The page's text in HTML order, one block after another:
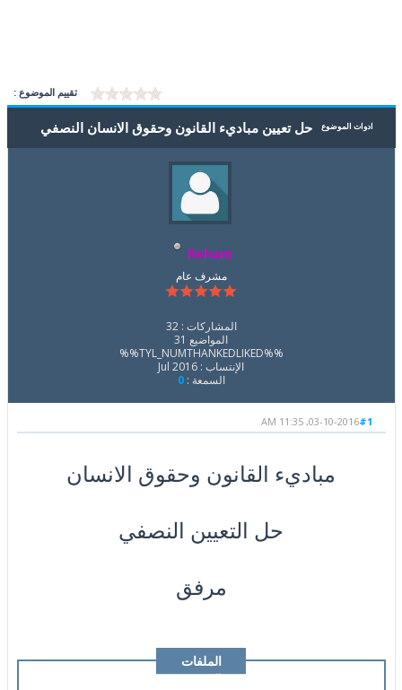
تقييم الموضوع :
ادوات الموضوع حل تعيين مباديء القانون وحقوق الانسان النصفي
Reham
مشرف عام
المشاركات : 32
المواضيع 31
%%TYL_NUMTHANKEDLIKED%%
الإنتساب : Jul 2016
السمعة :0
#1
03-10-2016, 11:35 AM
مباديء القانون وحقوق الانسان
حل التعيين النصفي
مرفق
الملفات
المرفقة